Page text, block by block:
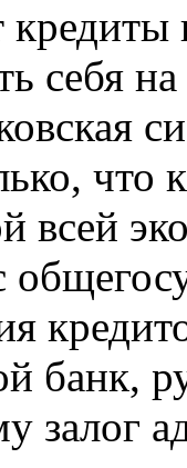
себя
что
всей
банк,
залог